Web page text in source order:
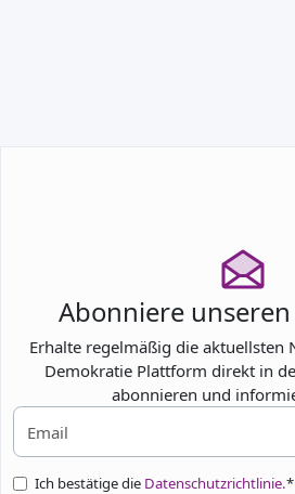
Abonniere
Erhalte regelmäßig die aktuellsten
Demokratie Plattform direkt in
abonnieren und
Ich bestätige die Datenschutzrichtlinie.*